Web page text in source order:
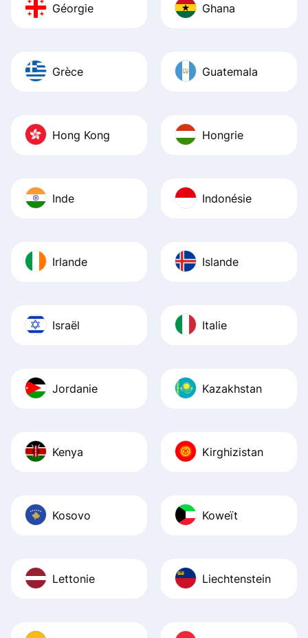
Géorgie Ghana
Grèce Guatemala
Hong Kong Hongrie
Inde Indonésie
Irlande Islande
Israël Italie
Jordanie Kazakhstan
Kenya Kirghizistan
Kosovo Koweït
Lettonie Liechtenstein